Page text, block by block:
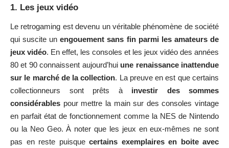
1. Les jeux vidéo
Le retrogaming est devenu un véritable phénomène de société
qui suscite unengouement sans fin parmi les amateurs de
jeux vidéo. En effet, les consoles et les jeux vidéo des années
80 et 90 connaissent aujourd’hui une renaissance inattendue
sur le marché de la collection. La preuve en est que certains
collectionneurs sont prêts à investir des sommes
considérables pour mettre la main sur des consoles vintage
en parfait état de fonctionnement comme la NES de Nintendo
ou la Neo Geo. À noter que les jeux en eux-mêmes ne sont
pas en reste puisque certains exemplaires en boite avec